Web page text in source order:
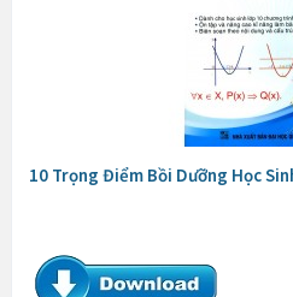
10 Trọng Điểm Bồi Dưỡng Học